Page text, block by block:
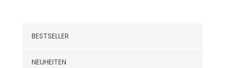
BESTSELLER
NEUHEITEN